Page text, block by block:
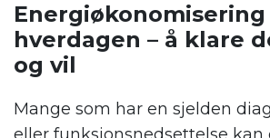
Energiøkonomisering
hverdagen – å klare
og vil
Mange som har en sjelden